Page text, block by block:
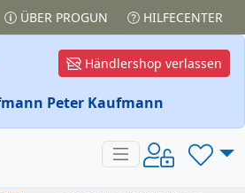
ÜBER PROGUN HILFECENTER
Händlershop verlassen
Peter Kaufmann